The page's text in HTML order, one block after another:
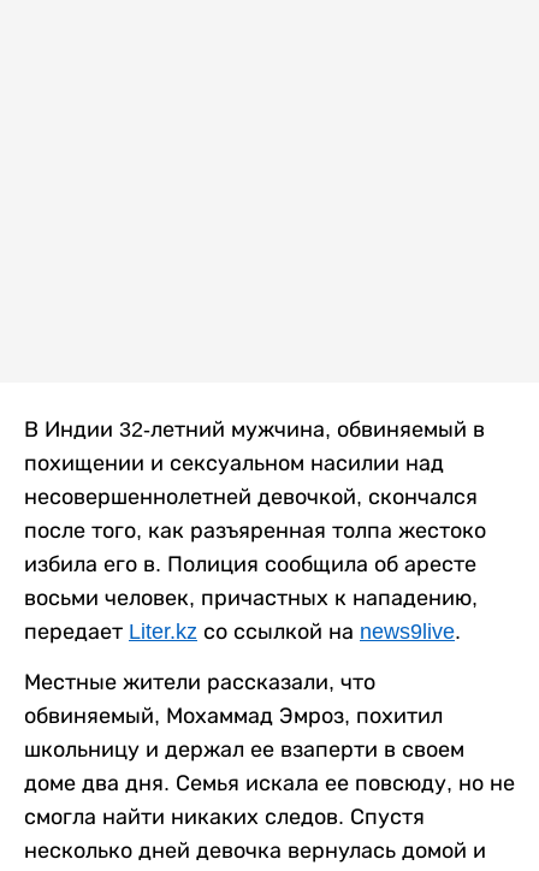
В Индии 32-летний мужчина, обвиняемый в
похищении и сексуальном насилии над
несовершеннолетней девочкой, скончался
после того, как разъяренная толпа жестоко
избила его в. Полиция сообщила об аресте
восьми человек, причастных к нападению,
передает Liter.kz со ссылкой на news9live.
Местные жители рассказали, что
обвиняемый, Мохаммад Эмроз, похитил
школьницу и держал ее взаперти в своем
доме два дня. Семья искала ее повсюду, но не
смогла найти никаких следов. Спустя
несколько дней девочка вернулась домой и